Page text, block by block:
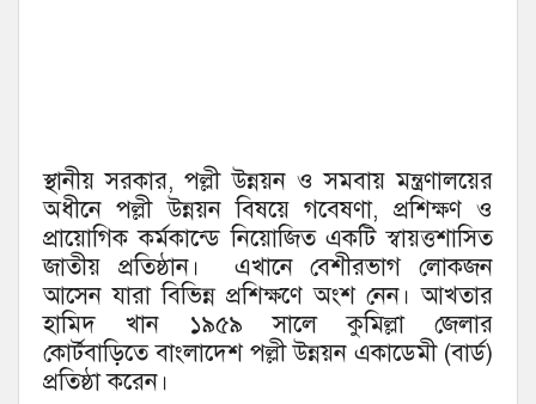
স্থানীয় সরকার, পল্লী উন্নয়ন ও সমবায় মন্ত্রণালয়ের
অধীনে পল্লী উন্নয়ন বিষয়ে গবেষণা, প্রশিক্ষণ ও
প্রায়োগিক কর্মকান্ডে নিয়োজিত একটি স্বায়ত্তশাসিত
জাতীয় প্রতিষ্ঠান। এখানে বেশীরভাগ লোকজন
আসেন যারা বিভিন্ন প্রশিক্ষণে অংশ নেন। আখতার
হামিদ খান ১৯৫৯ সালে কুমিল্লা জেলার
কোর্টবাড়িতে বাংলাদেশ পল্লী উন্নয়ন একাডেমী (বার্ড)
প্রতিষ্ঠা করেন।